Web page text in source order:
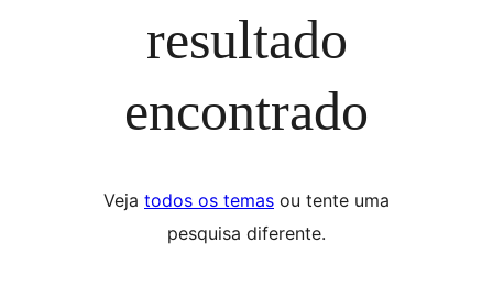
resultado
encontrado
Veja todos os temas ou tente uma
pesquisa diferente.